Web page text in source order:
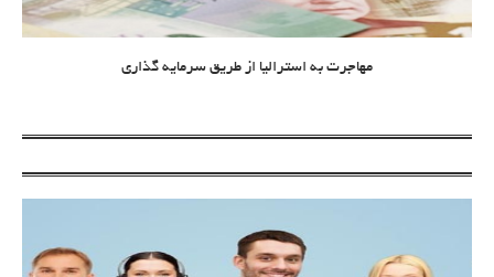
مهاجرت به استرالیا از طریق سرمایه گذاری